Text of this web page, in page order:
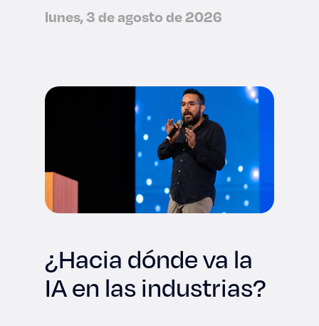
lunes, 3 de agosto de 2026
¿Hacia dónde va la
IA en las industrias?